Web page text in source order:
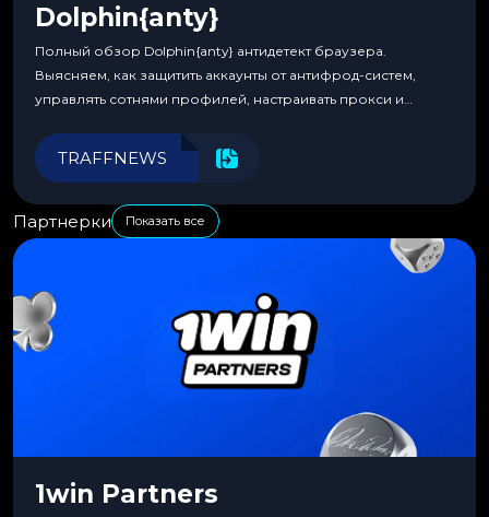
Dolphin{anty}
Полный обзор Dolphin{anty} антидетект браузера.
Выясняем, как защитить аккаунты от антифрод-систем,
управлять сотнями профилей, настраивать прокси и
эффективности.
TRAFFNEWS
Партнерки Показать все
1win Partners